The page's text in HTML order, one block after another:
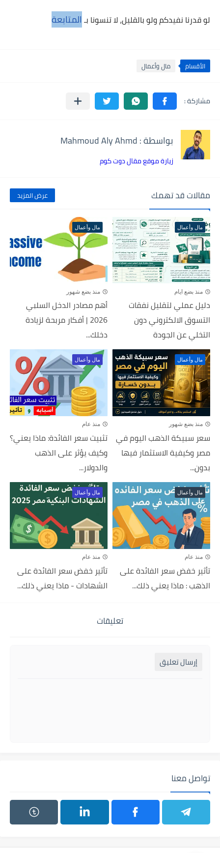
لو قدرنا نفيدكم ولو بالقليل، لا تنسونا بـ المتابعة
الأقسام مال وأعمال
بواسطة : Mahmoud Aly Ahmd
زيارة موقع مقال دوت كوم
مقالات قد تهمك عرض المزيد
مال وأعمال
منذ بضع ايام
دليل عملي لتقليل نفقات
التسوق الالكتروني دون
التخلي عن الجودة
مال وأعمال
منذ بضع شهور
أهم مصادر الدخل السلبي
2026 | أفكار مربحة لزيادة
دخلك...
مال وأعمال
منذ بضع شهور
سعر سبيكة الذهب اليوم في
مصر وكيفية الاستثمار فيها
بدون...
مال وأعمال
منذ عام
تثبيت سعر الفائدة: ماذا يعني؟
وكيف يؤثر على الذهب
والدولار...
مال وأعمال
منذ عام
تأثير خفض سعر الفائدة على
الذهب : ماذا يعني ذلك...
مال وأعمال
منذ عام
تأثير خفض سعر الفائدة على
الشهادات - ماذا يعني ذلك...
تعليقات
إرسال تعليق
تواصل معنا